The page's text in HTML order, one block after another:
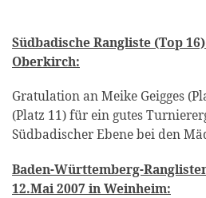
Südbadische Rangliste (Top
Oberkirch:
Gratulation an Meike Geigges
(Platz 11) für ein gutes
Südbadischer Ebene bei den
Baden-Württemberg-
12.Mai 2007 in Weinheim: